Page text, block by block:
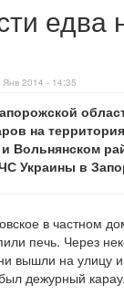
едва
Янв 2014 - 14:35
на
Вольнянском
Украины в
в частном
печь. Через
вышли на улицу
дежурный